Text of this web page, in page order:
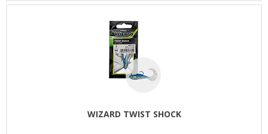
WIZARD TWIST SHOCK